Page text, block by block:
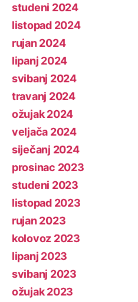
studeni 2024
listopad 2024
rujan 2024
lipanj 2024
svibanj 2024
travanj 2024
ožujak 2024
veljača 2024
siječanj 2024
prosinac 2023
studeni 2023
listopad 2023
rujan 2023
kolovoz 2023
lipanj 2023
svibanj 2023
ožujak 2023